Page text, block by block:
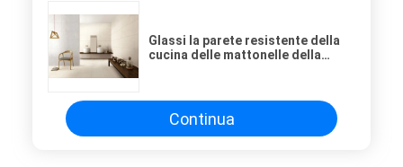
Glassi la parete resistente della
cucina delle mattonelle della
Continua